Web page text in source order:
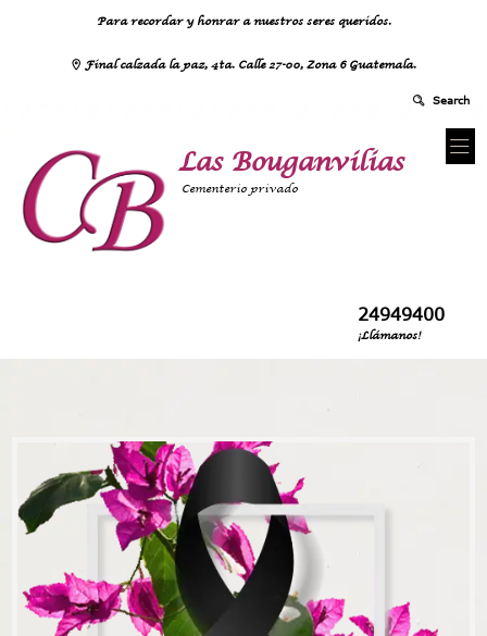
Para recordar y honrar a nuestros seres queridos.
Final calzada la paz, 4ta. Calle 27-00, Zona 6 Guatemala.
Las Bouganvilias
Cementerio privado
24949400
¡Llámanos!